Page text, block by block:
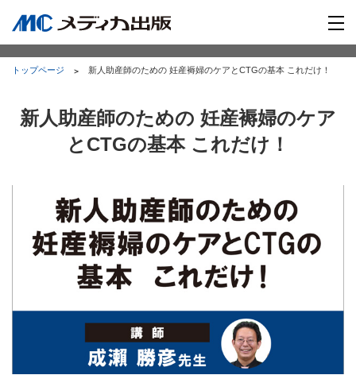
トップページ 新人助産師のための 妊産褥婦のケアとCTGの基本 これだけ！
新人助産師のための 妊産褥婦のケア
とCTGの基本 これだけ！